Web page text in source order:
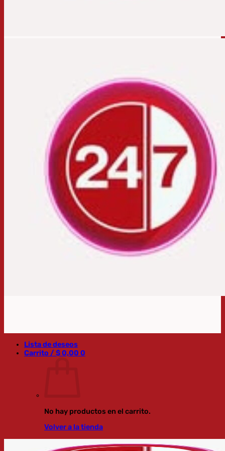
Lista de deseos
Carrito / $0,00 0
No hay productos en el carrito.
Volver a la tienda